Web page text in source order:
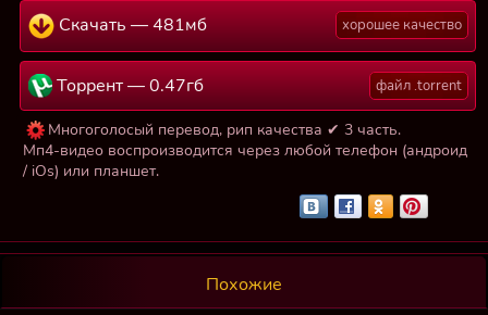
Скачать — 481мб хорошее качество
Торрент — 0.47гб файл .torrent
Многоголосый перевод, рип качества ✔ 3 часть.
Мп4-видео воспроизводится через любой телефон (андроид
/ iOs) или планшет.
Похожие